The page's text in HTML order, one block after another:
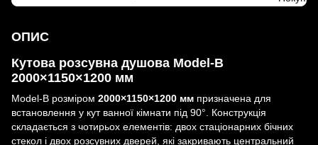
ОПИС
Кутова розсувна душова Model-B
2000×1150×1200 мм
Model-B розміром 2000×1150×1200 мм призначена для
встановлення у кут ванної кімнати під 90°. Конструкція
складається з чотирьох елементів: двох стаціонарних бічних
стекол і двох розсувних дверей, які закривають центральний